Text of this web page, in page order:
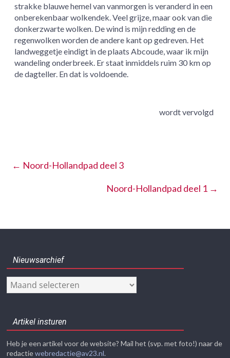
strakke blauwe hemel van vanmorgen is veranderd in een
onberekenbaar wolkendek. Veel grijze, maar ook van die
donkerzwarte wolken. De wind is mijn redding en de
regenwolken worden de andere kant op gedreven. Het
landweggetje eindigt in de plaats Abcoude, waar ik mijn
wandeling onderbreek. Er staat inmiddels ruim 30 km op
de dagteller. En dat is voldoende.
wordt vervolgd
← Noord-Hollandpad deel 3
Noord-Hollandpad deel 1 →
Nieuwsarchief
Nieuwsarchief
Artikel insturen
Heb je een artikel voor de website? Mail het (svp. met foto!) naar de
redactiewebredactie@av23.nl.